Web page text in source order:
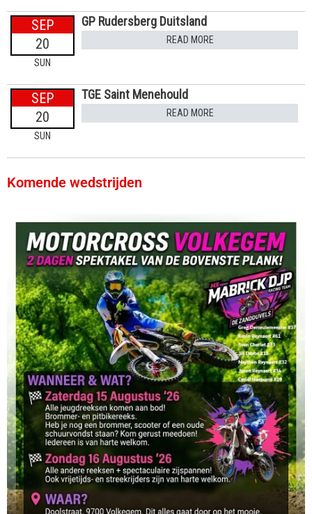
SEP
20
SUN
GP Rudersberg Duitsland
READ MORE
SEP
20
SUN
TGE Saint Menehould
READ MORE
Komende wedstrijden